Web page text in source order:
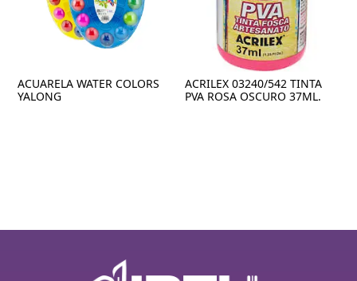
ACUARELA WATER COLORS
YALONG
ACRILEX 03240/542 TINTA
PVA ROSA OSCURO 37ML.